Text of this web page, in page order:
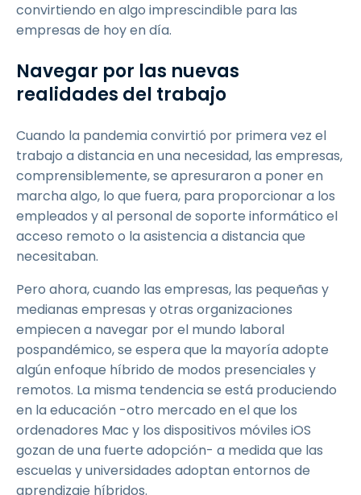
convirtiendo en algo imprescindible para las
empresas de hoy en día.
Navegar por las nuevas
realidades del trabajo
Cuando la pandemia convirtió por primera vez el
trabajo a distancia en una necesidad, las empresas,
comprensiblemente, se apresuraron a poner en
marcha algo, lo que fuera, para proporcionar a los
empleados y al personal de soporte informático el
acceso remoto o la asistencia a distancia que
necesitaban.
Pero ahora, cuando las empresas, las pequeñas y
medianas empresas y otras organizaciones
empiecen a navegar por el mundo laboral
pospandémico, se espera que la mayoría adopte
algún enfoque híbrido de modos presenciales y
remotos. La misma tendencia se está produciendo
en la educación -otro mercado en el que los
ordenadores Mac y los dispositivos móviles iOS
gozan de una fuerte adopción- a medida que las
escuelas y universidades adoptan entornos de
aprendizaje híbridos.